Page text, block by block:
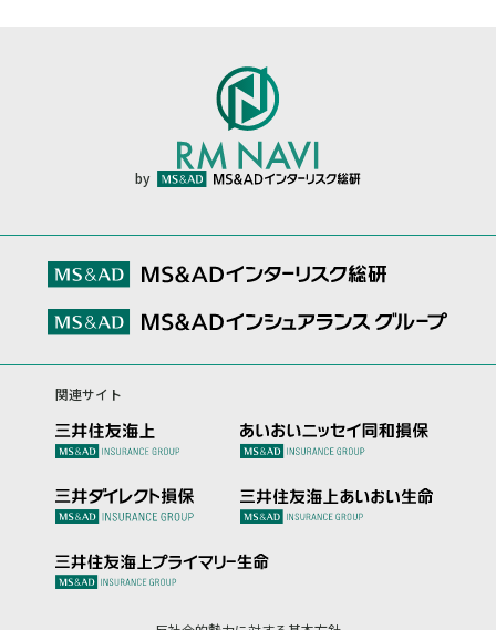
by
関連サイト